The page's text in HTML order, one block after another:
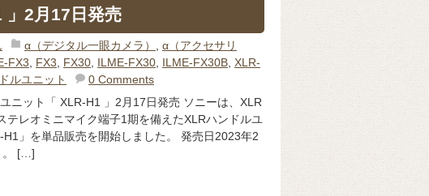
」2月17日発売
α（デジタル一眼カメラ）
α（アクセサリ
FX3 FX3 FX30, ILME-FX30, ILME-FX30B, XLR-
ルユニット
0 Comments
ニット「 XLR-H1 」2月17日発売 ソニーは、XLR
テレオミニマイク端子1期を備えたXLRハンドルユ
H1」を単品販売を開始しました。 発売日2023年2
。 […]